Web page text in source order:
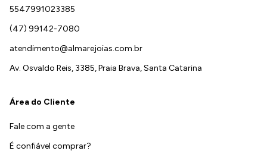
5547991023385
(47) 99142-7080
atendimento@almarejoias.com.br
Av. Osvaldo Reis, 3385, Praia Brava, Santa Catarina
Área do Cliente
Fale com a gente
É confiável comprar?